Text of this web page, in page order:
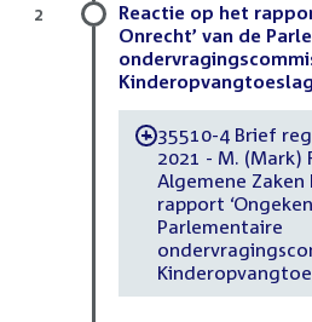
Reactie op het
Onrecht’ van de
Kinderopvangtoeslag
-35510-4 Brief
2021 - M. (Mark)
Algemene
rapport
Parlementaire
2